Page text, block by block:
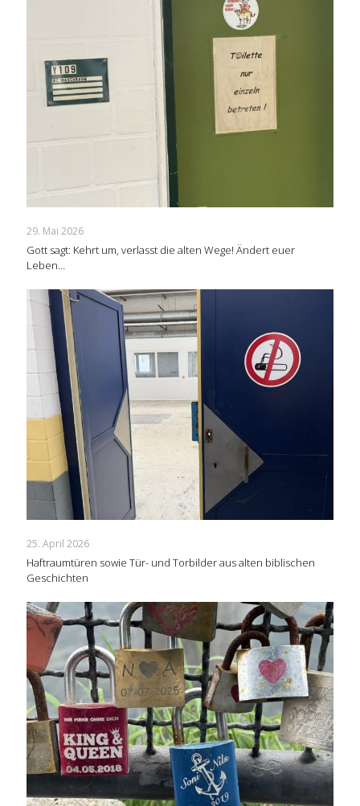
29. Mai 2026
Gott sagt: Kehrt um, verlasst die alten Wege! Ändert euer
Leben…
25. April 2026
Haftraumtüren sowie Tür- und Torbilder aus alten biblischen
Geschichten